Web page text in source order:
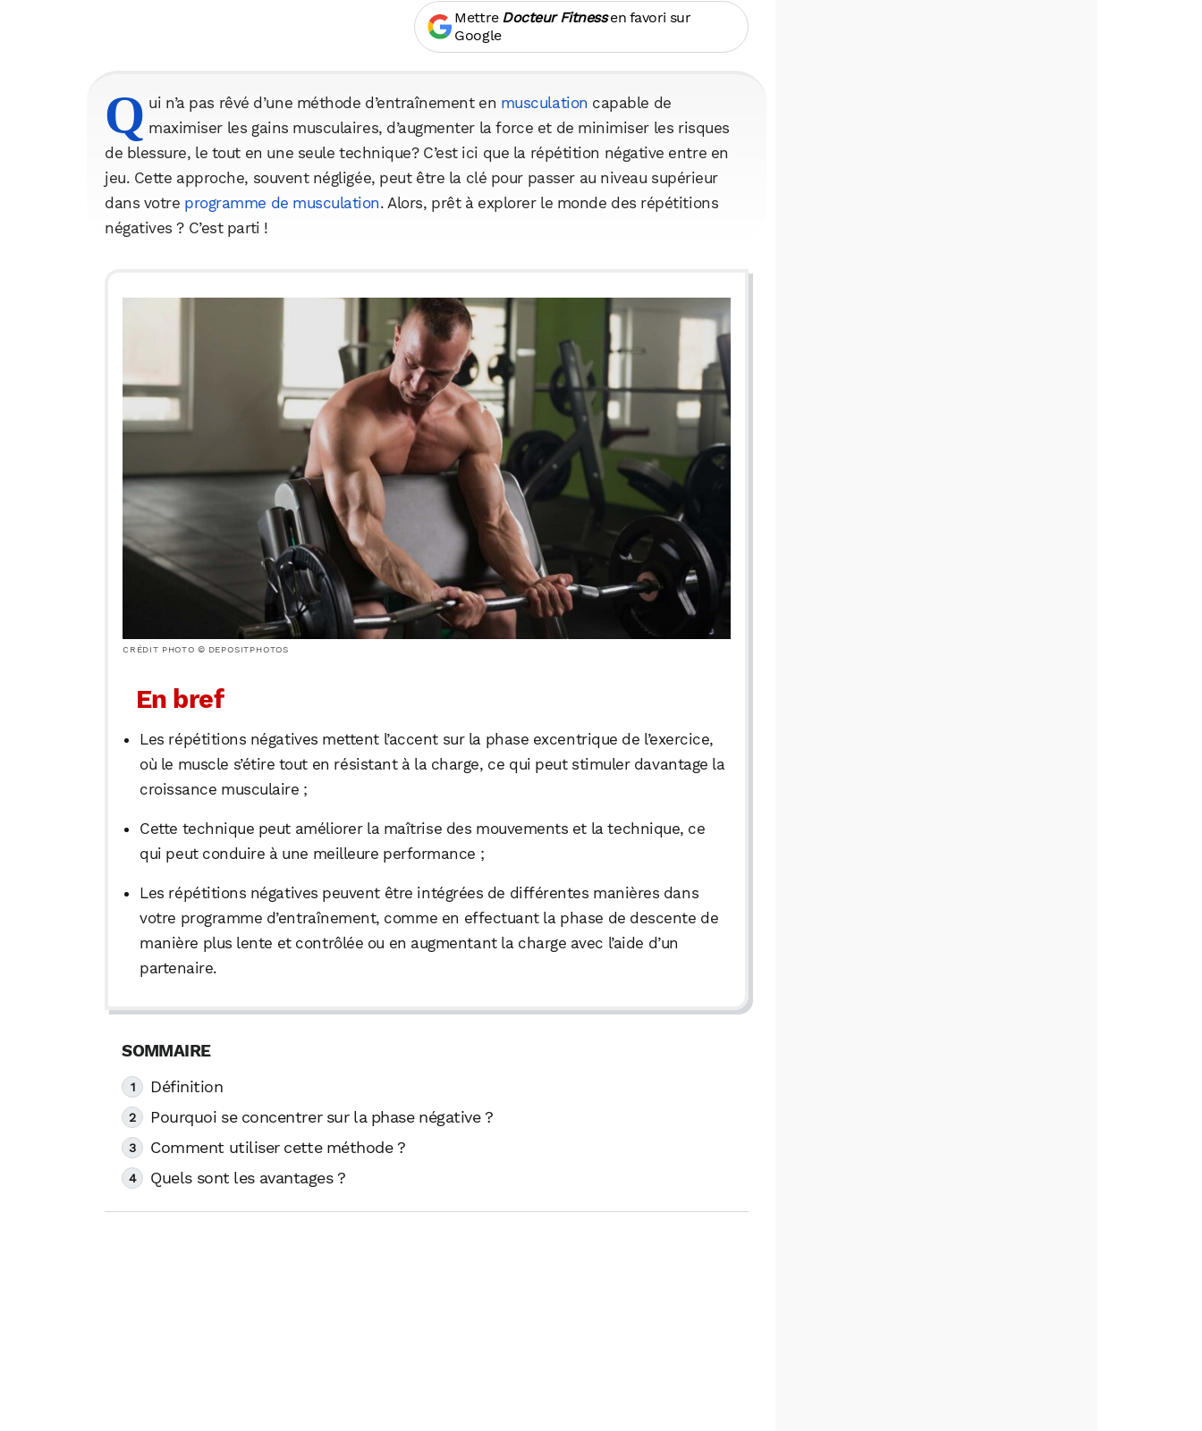
Mettre Docteur Fitnessen favori sur
Google
Q ui n’a pas rêvé d’une méthode d’entraînement en musculation capable de
maximiser les gains musculaires, d’augmenter la force et de minimiser les risques
de blessure, le tout en une seule technique? C’est ici que la répétition négative entre en
jeu. Cette approche, souvent négligée, peut être la clé pour passer au niveau supérieur
dans votre programme de musculation. Alors, prêt à explorer le monde des répétitions
négatives ? C’est parti !
CRÉDIT PHOTO © DEPOSITPHOTOS
En bref
Les répétitions négatives mettent l’accent sur la phase excentrique de l’exercice,
où le muscle s’étire tout en résistant à la charge, ce qui peut stimuler davantage la
croissance musculaire ;
Cette technique peut améliorer la maîtrise des mouvements et la technique, ce
qui peut conduire à une meilleure performance ;
Les répétitions négatives peuvent être intégrées de différentes manières dans
votre programme d’entraînement, comme en effectuant la phase de descente de
manière plus lente et contrôlée ou en augmentant la charge avec l’aide d’un
partenaire.
Définition
Pourquoi se concentrer sur la phase négative ?
Comment utiliser cette méthode ?
Quels sont les avantages ?